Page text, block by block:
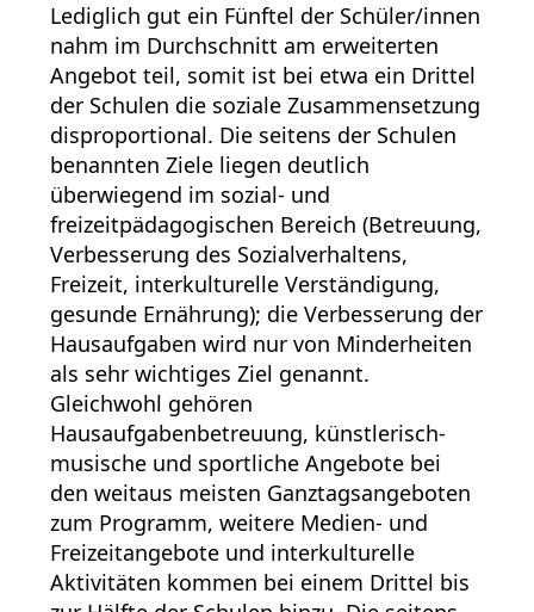
Lediglich gut ein Fünftel der Schüler/innen
nahm im Durchschnitt am erweiterten
Angebot teil, somit ist bei etwa ein Drittel
der Schulen die soziale Zusammensetzung
disproportional. Die seitens der Schulen
benannten Ziele liegen deutlich
überwiegend im sozial- und
freizeitpädagogischen Bereich (Betreuung,
Verbesserung des Sozialverhaltens,
Freizeit, interkulturelle Verständigung,
gesunde Ernährung); die Verbesserung der
Hausaufgaben wird nur von Minderheiten
als sehr wichtiges Ziel genannt.
Gleichwohl gehören
Hausaufgabenbetreuung, künstlerisch-
musische und sportliche Angebote bei
den weitaus meisten Ganztagsangeboten
zum Programm, weitere Medien- und
Freizeitangebote und interkulturelle
Aktivitäten kommen bei einem Drittel bis